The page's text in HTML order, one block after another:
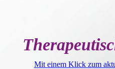
Mit einem Klick zum